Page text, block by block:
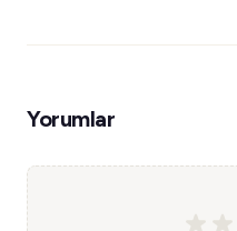
Yorumlar